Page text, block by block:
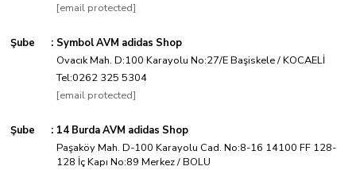
[email protected]
Şube : Symbol AVM adidas Shop
Ovacık Mah. D:100 Karayolu No:27/E Başiskele / KOCAELİ
Tel:0262 325 5304
[email protected]
Şube : 14 Burda AVM adidas Shop
Paşaköy Mah. D-100 Karayolu Cad. No:8-16 14100 FF 128-
128 İç Kapı No:89 Merkez / BOLU